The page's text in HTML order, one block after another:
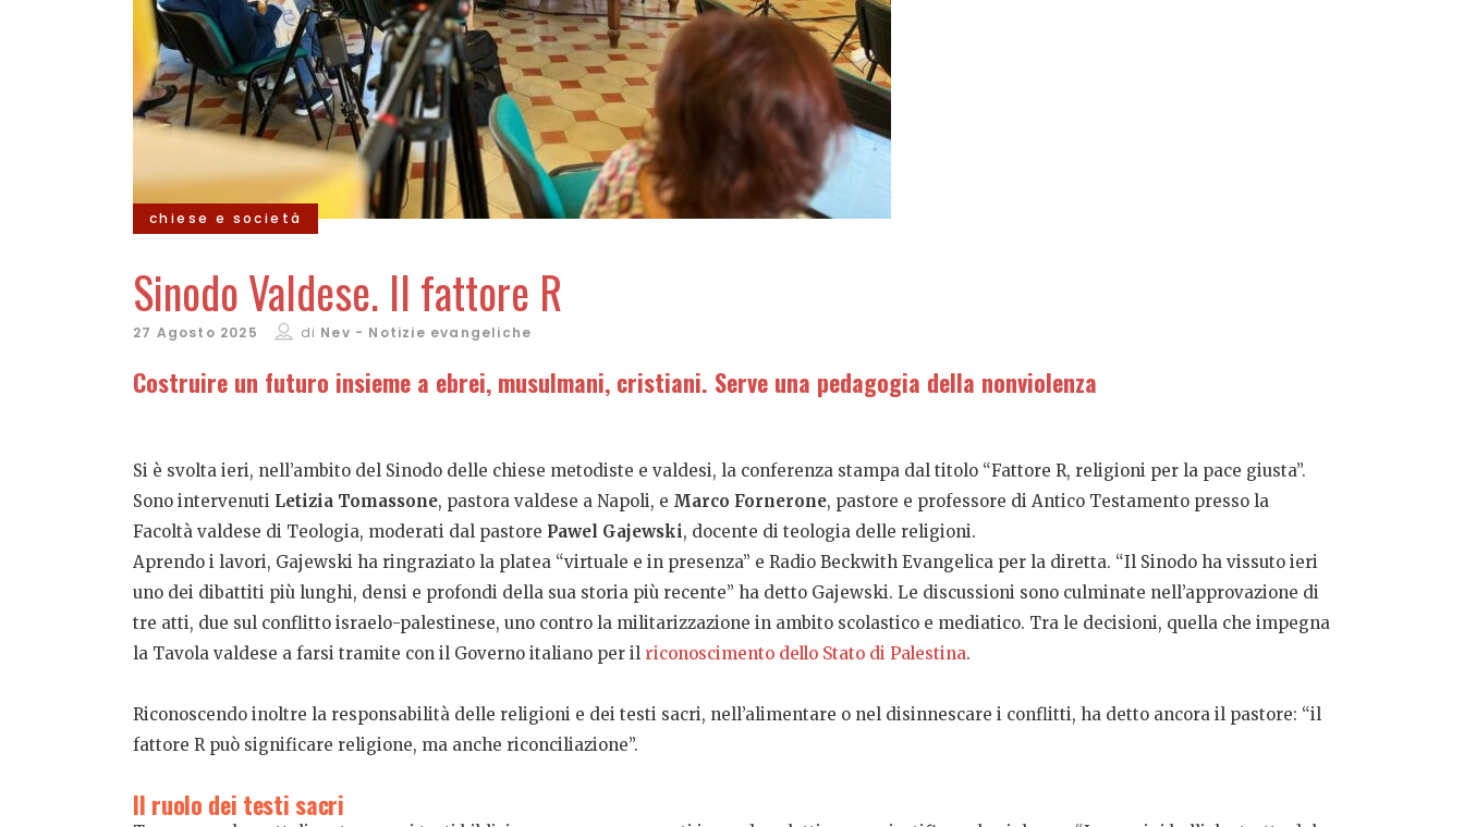
chiese e società
Sinodo Valdese. Il fattore R
27 Agosto 2025 di Nev - Notizie evangeliche
Costruire un futuro insieme a ebrei, musulmani, cristiani. Serve una pedagogia della nonviolenza
Si è svolta ieri, nell’ambito del Sinodo delle chiese metodiste e valdesi, la conferenza stampa dal titolo “Fattore R, religioni per la pace giusta”.
Sono intervenuti Letizia Tomassone, pastora valdese a Napoli, e Marco Fornerone, pastore e professore di Antico Testamento presso la
Facoltà valdese di Teologia, moderati dal pastore Pawel Gajewski, docente di teologia delle religioni.
Aprendo i lavori, Gajewski ha ringraziato la platea “virtuale e in presenza” e Radio Beckwith Evangelica per la diretta. “Il Sinodo ha vissuto ieri
uno dei dibattiti più lunghi, densi e profondi della sua storia più recente” ha detto Gajewski. Le discussioni sono culminate nell’approvazione di
tre atti, due sul conflitto israelo-palestinese, uno contro la militarizzazione in ambito scolastico e mediatico. Tra le decisioni, quella che impegna
la Tavola valdese a farsi tramite con il Governo italiano per il riconoscimento dello Stato di Palestina.
Riconoscendo inoltre la responsabilità delle religioni e dei testi sacri, nell’alimentare o nel disinnescare i conflitti, ha detto ancora il pastore: “il
fattore R può significare religione, ma anche riconciliazione”.
Il ruolo dei testi sacri